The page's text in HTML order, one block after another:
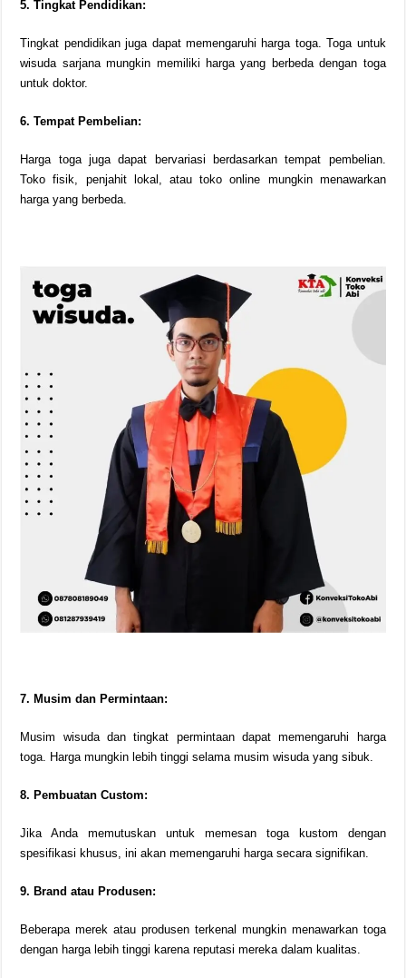
5. Tingkat Pendidikan:
Tingkat pendidikan juga dapat memengaruhi harga toga. Toga untuk
wisuda sarjana mungkin memiliki harga yang berbeda dengan toga
untuk doktor.
6. Tempat Pembelian:
Harga toga juga dapat bervariasi berdasarkan tempat pembelian.
Toko fisik, penjahit lokal, atau toko online mungkin menawarkan
harga yang berbeda.
7. Musim dan Permintaan:
Musim wisuda dan tingkat permintaan dapat memengaruhi harga
toga. Harga mungkin lebih tinggi selama musim wisuda yang sibuk.
8. Pembuatan Custom:
Jika Anda memutuskan untuk memesan toga kustom dengan
spesifikasi khusus, ini akan memengaruhi harga secara signifikan.
9. Brand atau Produsen:
Beberapa merek atau produsen terkenal mungkin menawarkan toga
dengan harga lebih tinggi karena reputasi mereka dalam kualitas.